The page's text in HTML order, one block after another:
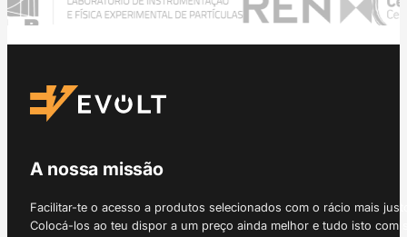
A nossa missão
Facilitar-te o acesso a produtos selecionados com o rácio mais
Colocá-los ao teu dispor a um preço ainda melhor e tudo isto